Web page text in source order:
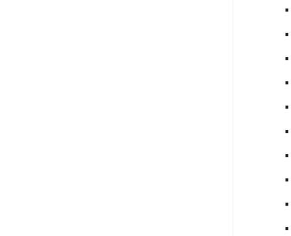
•
•
•
•
•
•
•
•
•
•